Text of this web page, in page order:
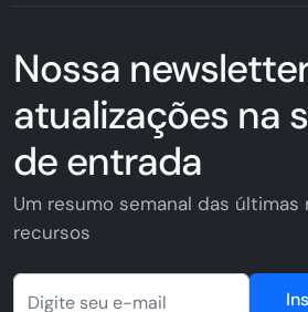
Nossa
atualizações na
de entrada
Um resumo semanal das últimas
recursos